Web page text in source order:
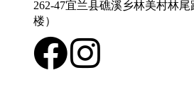
262-47宜兰县礁溪乡林美村林尾
楼）